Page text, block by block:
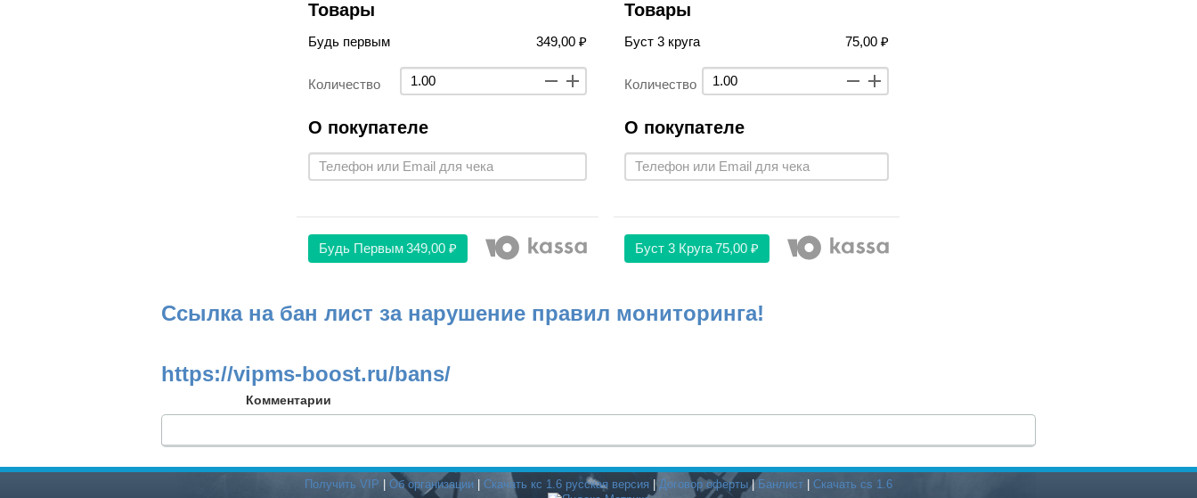
Товары
Будь первым 349,00 ₽
Количество
О покупателе
Будь Первым349,00 ₽
Товары
Буст 3 круга 75,00 ₽
Количество
О покупателе
Буст 3 Круга75,00 ₽
Ссылка на бан лист за нарушение правил мониторинга!
https://vipms-boost.ru/bans/
Комментарии
Получить VIP Об организации Скачать кс 1.6 русская версия |Договор оферты| Банлист Скачать cs 1.6